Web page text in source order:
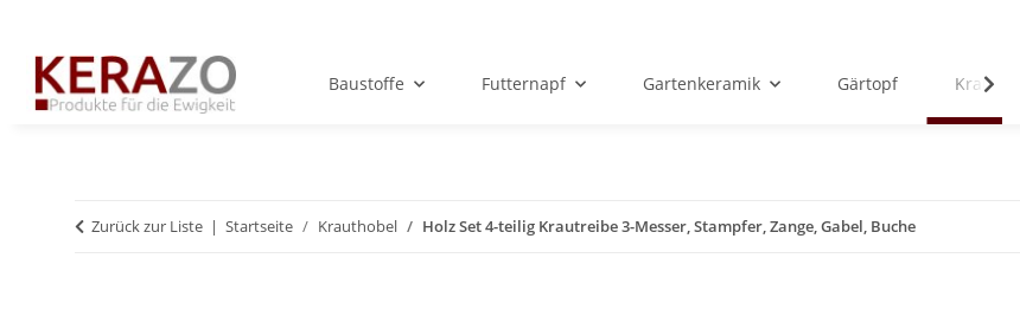
Baustoffe Futternapf Gartenkeramik Gärtopf
Zurück zur Liste Startseite Krauthobel Holz Set 4-teilig Krautreibe 3-Messer, Stampfer, Zange, Gabel, Buche